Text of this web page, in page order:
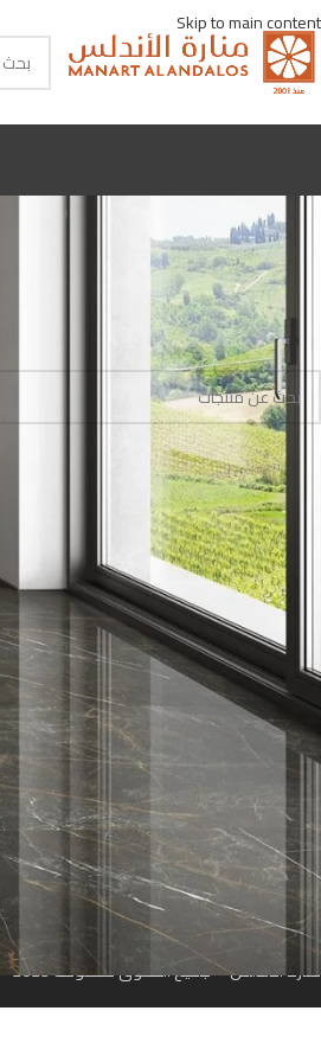
Skip to main content
الرئيسية منتجات تحت الوسم “Codicer95”
لا توجد منتجات تتوافق مع اختيارك.
منارة الأندلس © جميع الحقوق محفوظة 2023